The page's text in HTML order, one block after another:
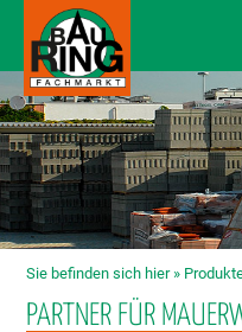
Sie befinden sich hier »
PARTNER FÜR